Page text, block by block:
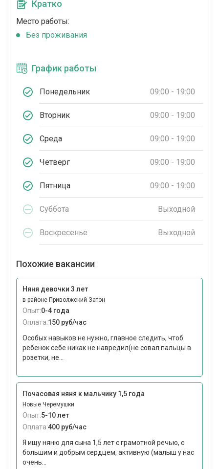
Кратко
Место работы:
Без проживания
График работы
Понедельник 09:00 - 19:00
Вторник 09:00 - 19:00
Среда 09:00 - 19:00
Четверг 09:00 - 19:00
Пятница 09:00 - 19:00
Суббота Выходной
Воскресенье Выходной
Похожие вакансии
Няня девочки 3 лет
в районе Приволжский Затон
Опыт:0-4 года
Оплата:150 руб/час
Особых навыков не нужно, главное следить, чтоб
ребенок себе никак не навредил(не совал пальцы в
розетки, не...
Почасовая няня к мальчику 1,5 года
Новые Черемушки
Опыт:5-10 лет
Оплата:400 руб/час
Я ищу няню для сына 1,5 лет с грамотной речью, с
большим и добрым сердцем, активную (малыш у нас
очень...